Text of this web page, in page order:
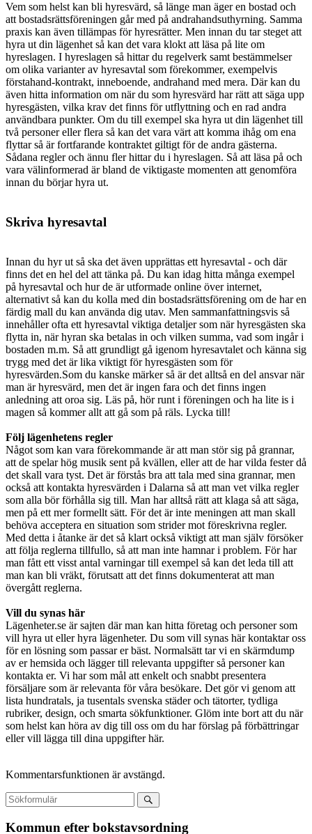
Vem som helst kan bli hyresvärd, så länge man äger en bostad och
att bostadsrättsföreningen går med på andrahandsuthyrning. Samma
praxis kan även tillämpas för hyresrätter. Men innan du tar steget att
hyra ut din lägenhet så kan det vara klokt att läsa på lite om
hyreslagen. I hyreslagen så hittar du regelverk samt bestämmelser
om olika varianter av hyresavtal som förekommer, exempelvis
förstahand-kontrakt, inneboende, andrahand med mera. Där kan du
även hitta information om när du som hyresvärd har rätt att säga upp
hyresgästen, vilka krav det finns för utflyttning och en rad andra
användbara punkter. Om du till exempel ska hyra ut din lägenhet till
två personer eller flera så kan det vara värt att komma ihåg om ena
flyttar så är fortfarande kontraktet giltigt för de andra gästerna.
Sådana regler och ännu fler hittar du i hyreslagen. Så att läsa på och
vara välinformerad är bland de viktigaste momenten att genomföra
innan du börjar hyra ut.
Skriva hyresavtal
Innan du hyr ut så ska det även upprättas ett hyresavtal - och där
finns det en hel del att tänka på. Du kan idag hitta många exempel
på hyresavtal och hur de är utformade online över internet,
alternativt så kan du kolla med din bostadsrättsförening om de har en
färdig mall du kan använda dig utav. Men sammanfattningsvis så
innehåller ofta ett hyresavtal viktiga detaljer som när hyresgästen ska
flytta in, när hyran ska betalas in och vilken summa, vad som ingår i
bostaden m.m. Så att grundligt gå igenom hyresavtalet och känna sig
trygg med det är lika viktigt för hyresgästen som för
hyresvärden.Som du kanske märker så är det alltså en del ansvar när
man är hyresvärd, men det är ingen fara och det finns ingen
anledning att oroa sig. Läs på, hör runt i föreningen och ha lite is i
magen så kommer allt att gå som på räls. Lycka till!
Följ lägenhetens regler
Något som kan vara förekommande är att man stör sig på grannar,
att de spelar hög musik sent på kvällen, eller att de har vilda fester då
det skall vara tyst. Det är förstås bra att tala med sina grannar, men
också att kontakta hyresvärden i Dalarna så att man vet vilka regler
som alla bör förhålla sig till. Man har alltså rätt att klaga så att säga,
men på ett mer formellt sätt. För det är inte meningen att man skall
behöva acceptera en situation som strider mot föreskrivna regler.
Med detta i åtanke är det så klart också viktigt att man själv försöker
att följa reglerna tillfullo, så att man inte hamnar i problem. För har
man fått ett visst antal varningar till exempel så kan det leda till att
man kan bli vräkt, förutsatt att det finns dokumenterat att man
övergått reglerna.
Vill du synas här
Lägenheter.se är sajten där man kan hitta företag och personer som
vill hyra ut eller hyra lägenheter. Du som vill synas här kontaktar oss
för en lösning som passar er bäst. Normalsätt tar vi en skärmdump
av er hemsida och lägger till relevanta uppgifter så personer kan
kontakta er. Vi har som mål att enkelt och snabbt presentera
försäljare som är relevanta för våra besökare. Det gör vi genom att
lista hundratals, ja tusentals svenska städer och tätorter, tydliga
rubriker, design, och smarta sökfunktioner. Glöm inte bort att du när
som helst kan höra av dig till oss om du har förslag på förbättringar
eller vill lägga till dina uppgifter här.
Kommentarsfunktionen är avstängd.
Kommun efter bokstavsordning